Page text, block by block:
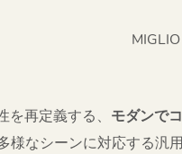
再定義する、 モダンで
様なシーンに対応する汎